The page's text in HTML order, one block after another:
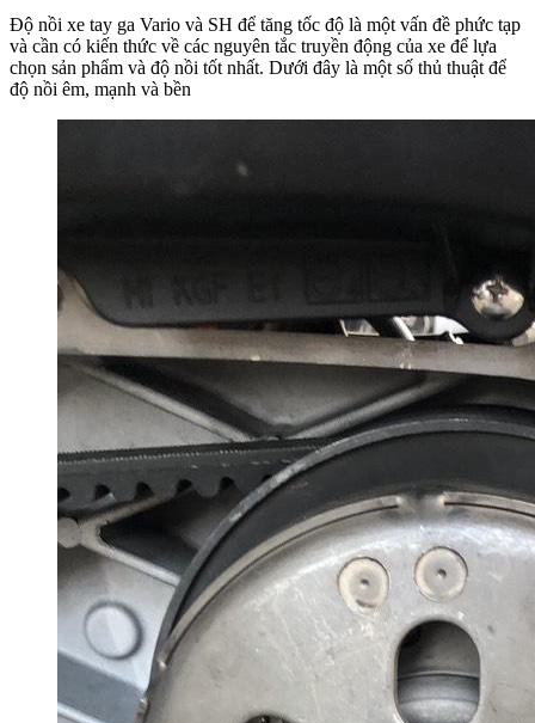
Độ nồi xe tay ga Vario và SH để tăng tốc độ là một vấn đề phức tạp
và cần có kiến thức về các nguyên tắc truyền động của xe để lựa
chọn sản phẩm và độ nồi tốt nhất. Dưới đây là một số thủ thuật để
độ nồi êm, mạnh và bền